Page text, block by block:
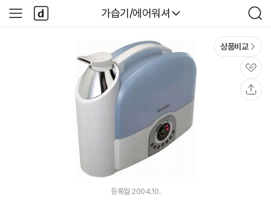
다나와
가습기/에어워셔
검
색
사
이
다
나
와
상품비교
관
심
등록월 2004.10.